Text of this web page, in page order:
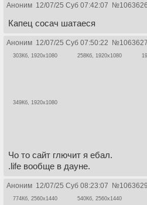
Аноним 12/07/25 Суб 07:42:07 №1063626
Капец сосач шатаеся
Аноним 12/07/25 Суб 07:50:22 №1063627
303Кб, 1920x1080 258Кб, 1920x1080
349Кб, 1920x1080
Чо то сайт глючит я ебал.
.life вообще в дауне.
Аноним 12/07/25 Суб 08:23:07 №1063629
774Кб, 2560x1440 540Кб, 2560x1440